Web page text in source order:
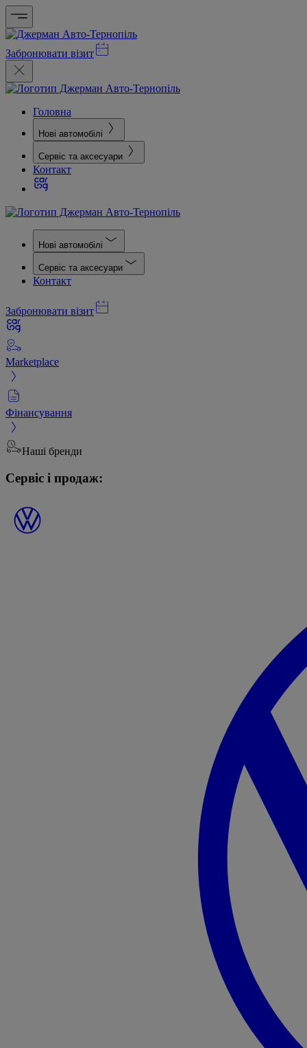
Забронювати візит
Головна
Нові автомобілі
Сервіс та аксесуари
Контакт
Нові автомобілі
Сервіс та аксесуари
Контакт
Забронювати візит
Marketplace
Фінансування
Наші бренди
Сервіс і продаж: